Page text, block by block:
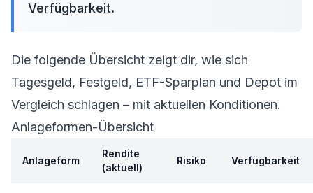
Verfügbarkeit.
Die folgende Übersicht zeigt dir, wie sich
Tagesgeld, Festgeld, ETF-Sparplan und Depot im
Vergleich schlagen – mit aktuellen Konditionen.
Anlageformen-Übersicht
Anlageform
Rendite
(aktuell)
Risiko Verfügbarkeit